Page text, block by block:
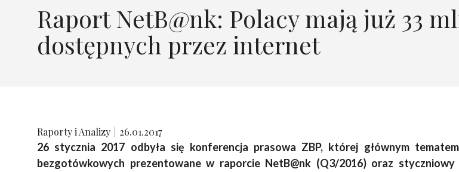
Raport NetB@nk: Polacy mają już 33
dostępnych przez internet
Raporty i Analizy 26.01.2017
26 stycznia 2017 odbyła się konferencja prasowa ZBP, której głównym
bezgotówkowych prezentowane w raporcie NetB@nk (Q3/2016) oraz